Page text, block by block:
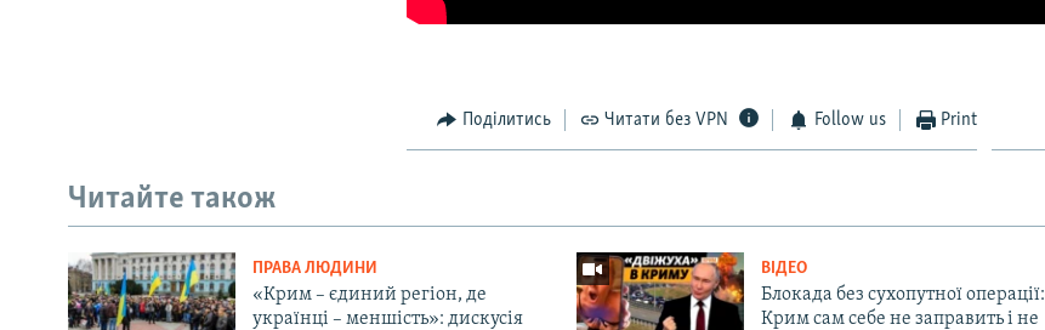
Поділитись Читати без VPN Follow us Print
Читайте також
ПРАВА ЛЮДИНИ
«Крим – єдиний регіон, де
українці – меншість»: дискусія
ВІДЕО
Блокада без сухопутної операції:
Крим сам себе не заправить і не